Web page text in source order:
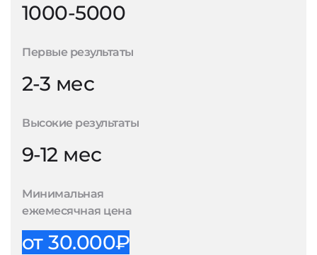
1000-5000
Первые результаты
2-3 мес
Высокие результаты
9-12 мес
Минимальная
ежемесячная цена
от 30.000₽